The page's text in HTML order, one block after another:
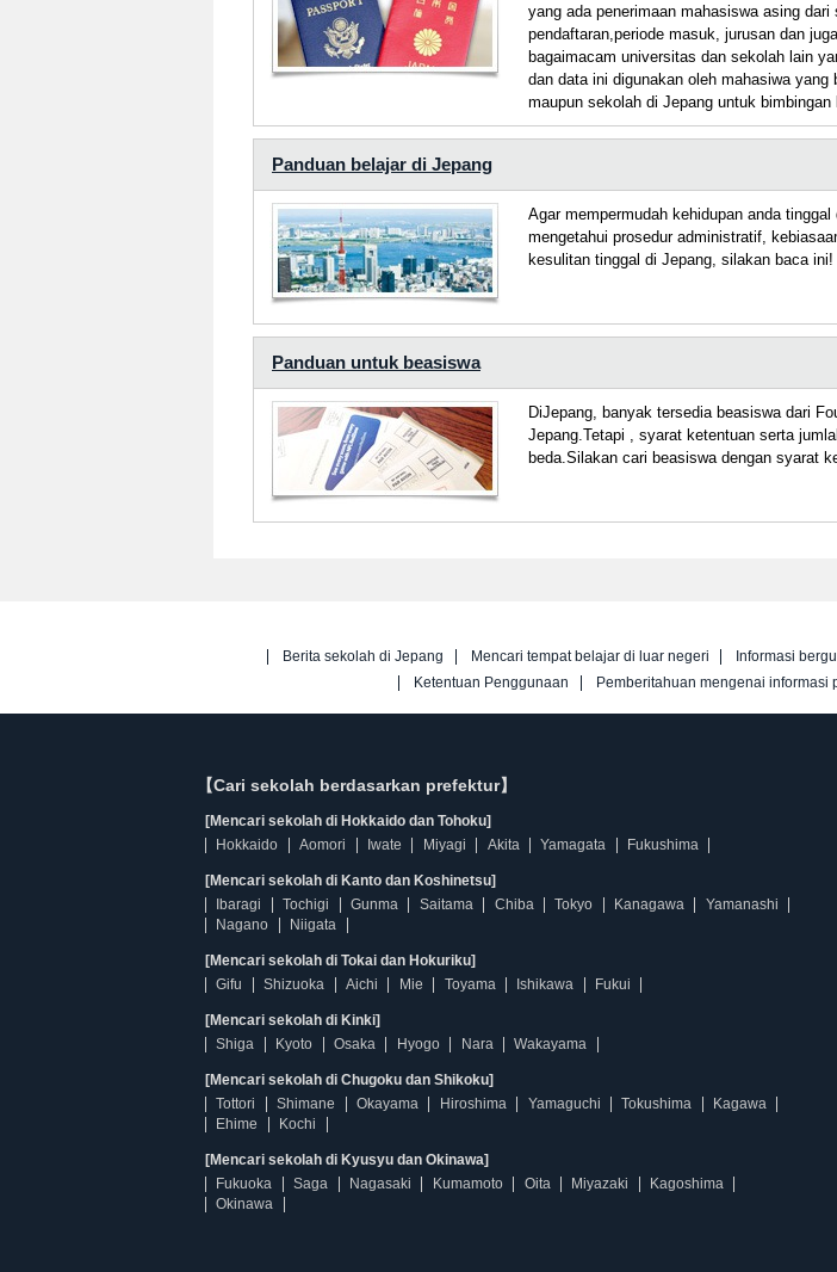
yang ada penerimaan mahasiswa asing
pendaftaran,periode masuk, jurusan dan
bagaimacam universitas dan sekolah lain
dan data ini digunakan oleh mahasiwa
maupun sekolah di Jepang untuk bimbingan
Panduan belajar di Jepang
Agar mempermudah kehidupan anda
mengetahui prosedur administratif,
kesulitan tinggal di Jepang, silakan baca ini!
Panduan untuk beasiswa
DiJepang, banyak tersedia beasiswa dari
Jepang.Tetapi , syarat ketentuan serta
beda.Silakan cari beasiswa dengan syarat
Berita sekolah di Jepang Mencari tempat belajar di luar negeri Informasi
Ketentuan Penggunaan
Pemberitahuan mengenai informasi
【Cari sekolah berdasarkan prefektur】
[Mencari sekolah di Hokkaido dan Tohoku]
Hokkaido
Aomori Iwate Miyagi Akita Yamagata Fukushima
[Mencari sekolah di Kanto dan Koshinetsu]
Ibaragi
Tochigi Gunma Saitama Chiba Tokyo Kanagawa
Yamanashi
Nagano
Niigata
[Mencari sekolah di Tokai dan Hokuriku]
Gifu
Shizuoka Aichi Mie Toyama Ishikawa Fukui
[Mencari sekolah di Kinki]
Shiga
Kyoto Osaka Hyogo Nara Wakayama
[Mencari sekolah di Chugoku dan Shikoku]
Tottori
Shimane Okayama Hiroshima Yamaguchi Tokushima
Kagawa
Ehime
Kochi
[Mencari sekolah di Kyusyu dan Okinawa]
Fukuoka
Saga Nagasaki Kumamoto Oita Miyazaki
Kagoshima
Okinawa